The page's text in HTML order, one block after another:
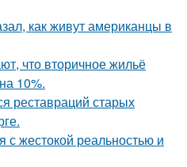
как живут американцы в
что вторичное жильё
10%.
реставраций старых
с жестокой реальностью и